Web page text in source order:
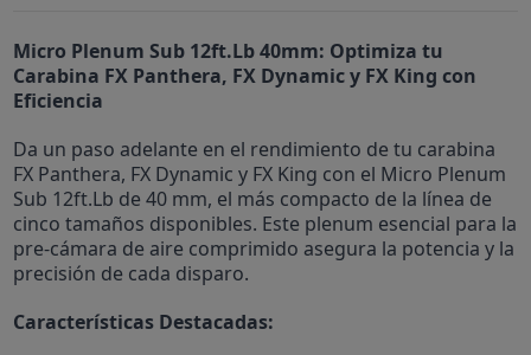
Micro Plenum Sub 12ft.Lb 40mm: Optimiza tu
Carabina FX Panthera, FX Dynamic y FX King con
Eficiencia
Da un paso adelante en el rendimiento de tu carabina
FX Panthera, FX Dynamic y FX King con el Micro Plenum
Sub 12ft.Lb de 40 mm, el más compacto de la línea de
cinco tamaños disponibles. Este plenum esencial para la
pre-cámara de aire comprimido asegura la potencia y la
precisión de cada disparo.
Características Destacadas: